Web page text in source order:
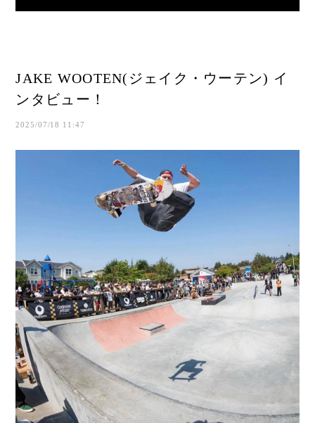
JAKE WOOTEN(ジェイク・ウーテン) イ
ンタビュー！
2025/07/18 11:47